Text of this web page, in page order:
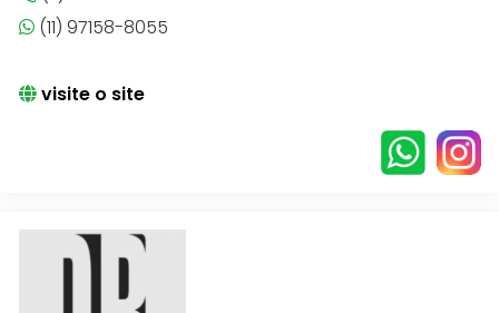
(11) 97158-8055
visite o site